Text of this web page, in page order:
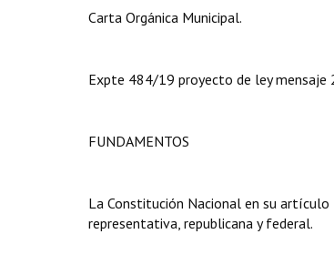
Carta Orgánica Municipal.
Expte 484/19 proyecto de ley
FUNDAMENTOS
La Constitución Nacional en su
representativa, republicana y federal.